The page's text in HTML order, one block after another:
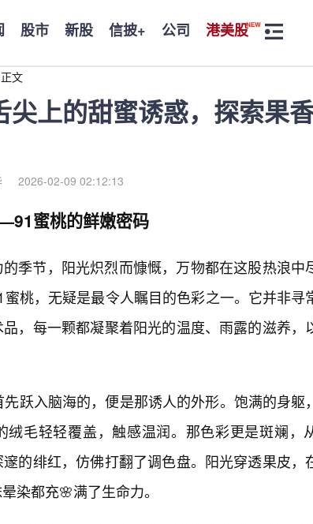
股市 新股 信披+ 公司 港美股
正文
尖上的甜蜜诱惑，探索果
2026-02-09 02:12:13
蜜桃的鲜嫩密码
季节，阳光炽烈而慷慨，万物都在这股热浪中
桃，无疑是最令人瞩目的色彩之一。它并非寻
，每一颗都凝聚着阳光的温度、雨露的滋养，
跃入脑海的，便是那诱人的外形。饱满的身躯
绒毛轻轻覆盖，触感温润。那色彩更是斑斓，
的绯红，仿佛打翻了调色盘。阳光穿透果皮，
染都充🌸满了生命力。